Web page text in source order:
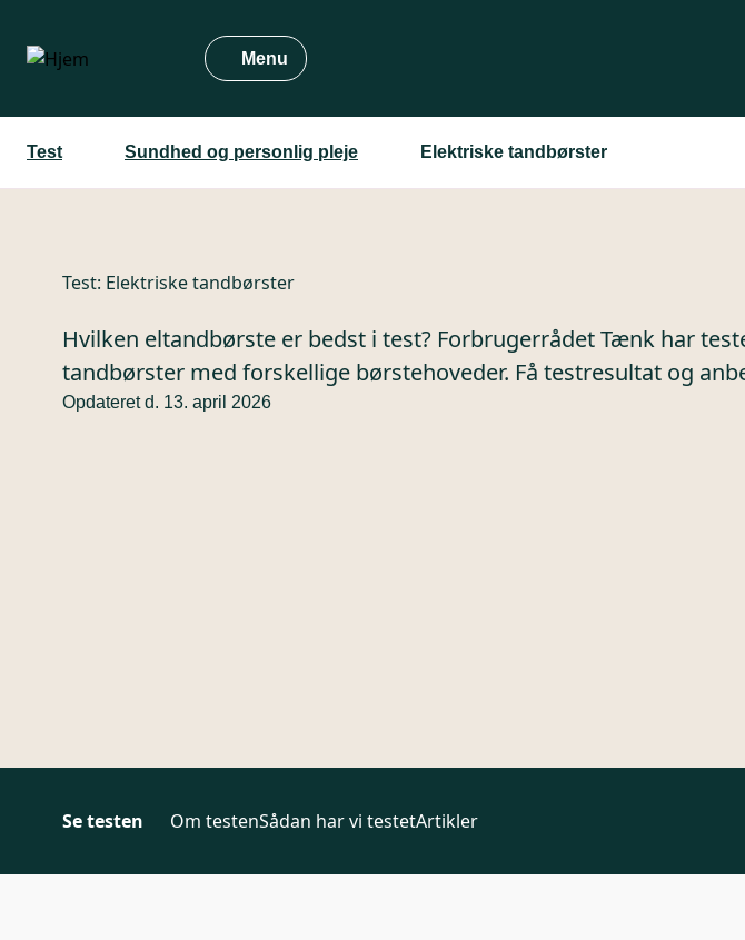
hovedindhold
Menu
Test Sundhed og personlig pleje Elektriske tandbørster
Test: Elektriske tandbørster
Hvilken eltandbørste er bedst i test? Forbrugerrådet Tænk har
tandbørster med forskellige børstehoveder. Få testresultat og
Opdateret d. 13. april 2026
Se testen Om testenSådan har vi testetArtikler